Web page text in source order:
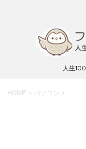
人生
HOME > パソコン >